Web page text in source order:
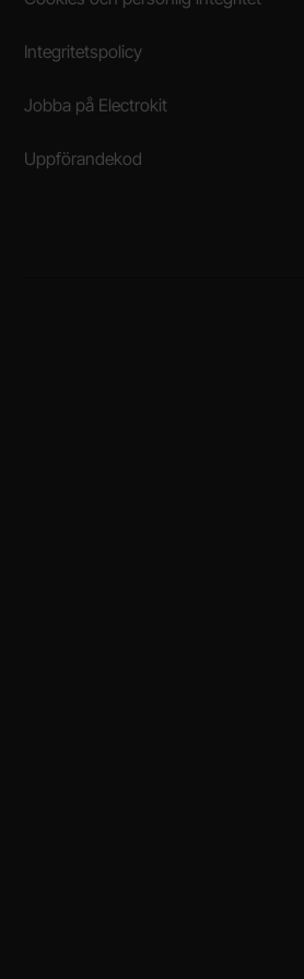
Integritetspolicy
Jobba på Electrokit
Uppförandekod